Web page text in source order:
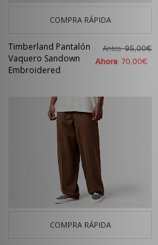
COMPRA RÁPIDA
Timberland Pantalón
Vaquero Sandown
Embroidered
Antes95,00€
Ahora 70,00€
COMPRA RÁPIDA